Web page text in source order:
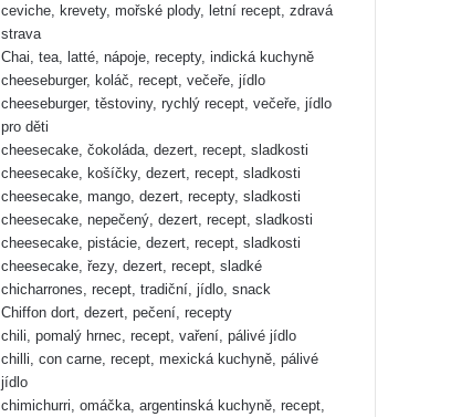
ceviche, krevety, mořské plody, letní recept, zdravá
strava
Chai, tea, latté, nápoje, recepty, indická kuchyně
cheeseburger, koláč, recept, večeře, jídlo
cheeseburger, těstoviny, rychlý recept, večeře, jídlo
pro děti
cheesecake, čokoláda, dezert, recept, sladkosti
cheesecake, košíčky, dezert, recept, sladkosti
cheesecake, mango, dezert, recepty, sladkosti
cheesecake, nepečený, dezert, recept, sladkosti
cheesecake, pistácie, dezert, recept, sladkosti
cheesecake, řezy, dezert, recept, sladké
chicharrones, recept, tradiční, jídlo, snack
Chiffon dort, dezert, pečení, recepty
chili, pomalý hrnec, recept, vaření, pálivé jídlo
chilli, con carne, recept, mexická kuchyně, pálivé
jídlo
chimichurri, omáčka, argentinská kuchyně, recept,